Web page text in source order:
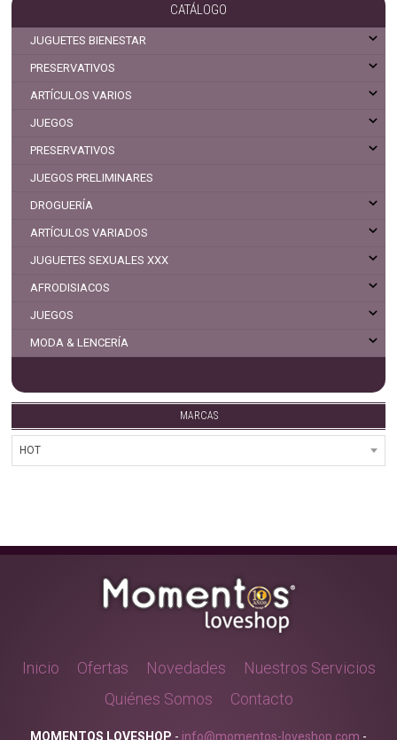
CATÁLOGO
JUGUETES BIENESTAR
PRESERVATIVOS
ARTÍCULOS VARIOS
JUEGOS
PRESERVATIVOS
JUEGOS PRELIMINARES
DROGUERÍA
ARTÍCULOS VARIADOS
JUGUETES SEXUALES XXX
AFRODISIACOS
JUEGOS
MODA & LENCERÍA
MARCAS
Inicio Ofertas Novedades
Nuestros Servicios
Quiénes Somos
Contacto
MOMENTOS LOVESHOP - info@momentos-loveshop.com -